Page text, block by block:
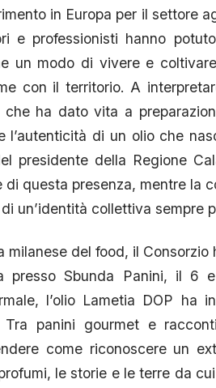
in Europa per il settore
e professionisti hanno
un modo di vivere e
con il territorio. A
che ha dato vita a
l’autenticità di un olio che
presidente della Regione
di questa presenza, mentre la
un’identità collettiva sempre
milanese del food, il
presso Sbunda Panini, il 6
l’olio Lametia DOP ha
panini gourmet e
come riconoscere un
le storie e le terre da